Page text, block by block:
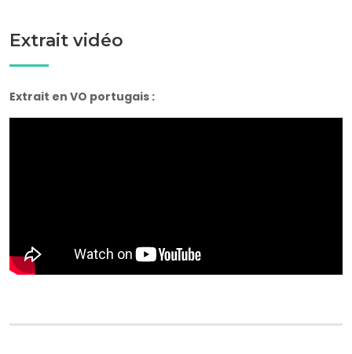
Extrait vidéo
Extrait en VO portugais :